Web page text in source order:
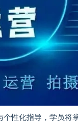
性化指导，学员将